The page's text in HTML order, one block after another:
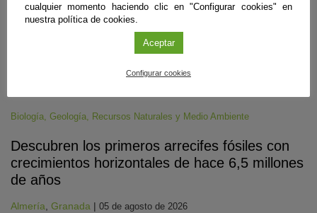
Biología, Geología, Recursos Naturales y Medio Ambiente
Descubren los primeros arrecifes fósiles con
crecimientos horizontales de hace 6,5 millones
de años
Almería Granada | 05 de agosto de 2026
cualquier momento haciendo clic en "Configurar cookies" en
nuestra política de cookies.
Aceptar
Configurar cookies